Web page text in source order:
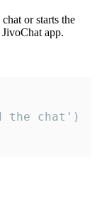
or starts the
app.